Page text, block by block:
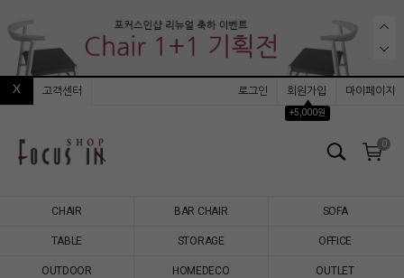
고객센터 로그인
회원가입
▲
+5,000원
마이페이지
0
CHAIR BAR CHAIR SOFA
TABLE STORAGE OFFICE
OUTDOOR HOMEDECO OUTLET